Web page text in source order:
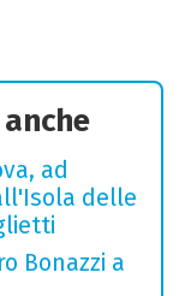
ad
delle
Bonazzi a